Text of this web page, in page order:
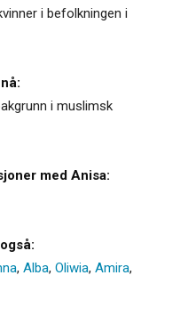
i befolkningen i
i muslimsk
med Anisa:
, Alba, Oliwia, Amira,